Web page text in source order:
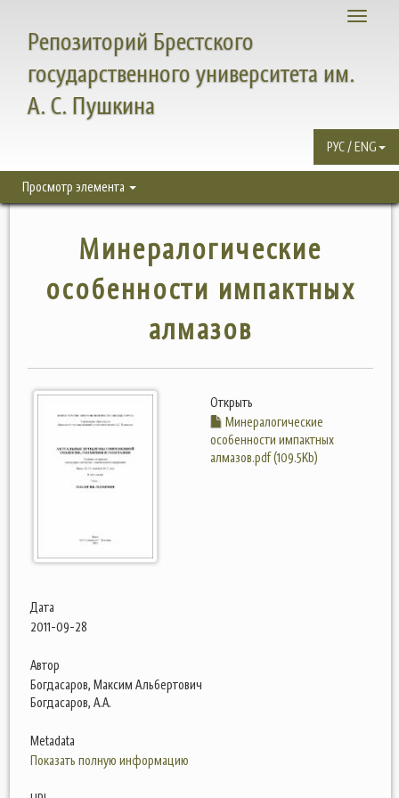
Toggle
Репозиторий Брестского
государственного университета им.
А. С. Пушкина
РУС / ENG
Просмотр элемента
Минералогические
особенности импактных
алмазов
Открыть
Минералогические
особенности импактных
алмазов.pdf (109.5Kb)
Дата
2011-09-28
Автор
Богдасаров, Максим Альбертович
Богдасаров, А.А.
Metadata
Показать полную информацию